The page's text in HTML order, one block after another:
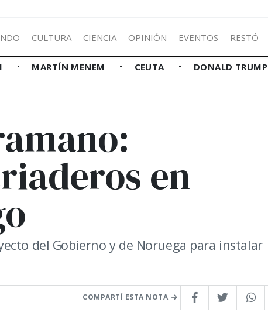
CULTURA CIENCIA OPINIÓN EVENTOS RESTÓ
MARTÍN MENEM CEUTA DONALD TRUMP
en
del Gobierno y de Noruega para instalar
COMPARTÍ ESTA NOTA